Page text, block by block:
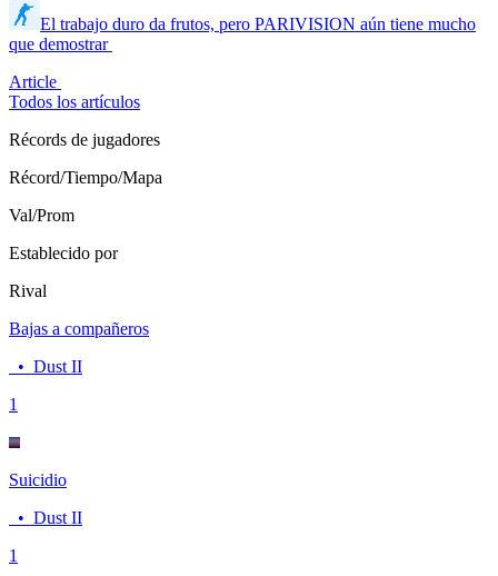
El trabajo duro da frutos, pero PARIVISION aún tiene mucho
que demostrar
Article
Todos los artículos
Récords de jugadores
Récord/Tiempo/Mapa
Val/Prom
Establecido por
Rival
Bajas a compañeros
• Dust II
1
Suicidio
• Dust II
1